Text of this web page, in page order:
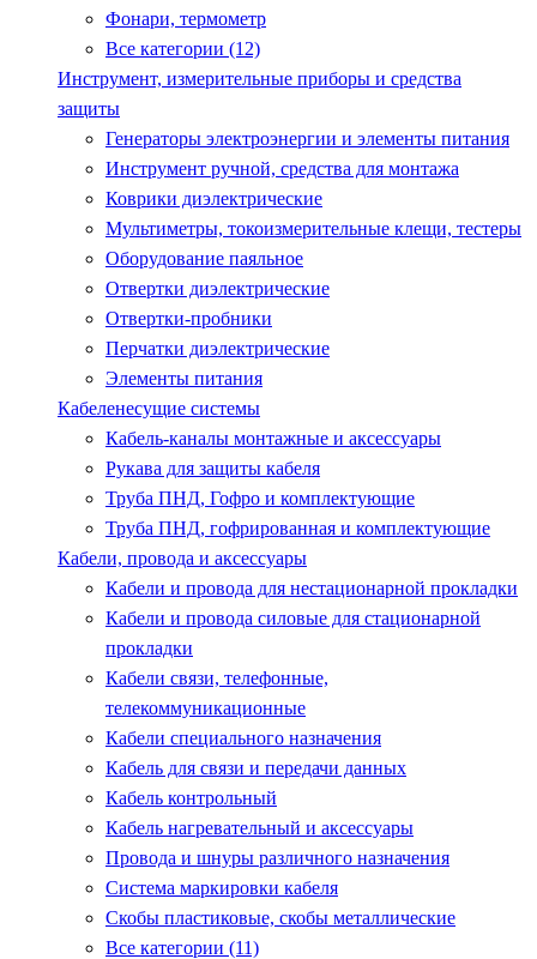
Фонари, термометр
Все категории (12)
Инструмент, измерительные приборы и средства
защиты
Генераторы электроэнергии и элементы питания
Инструмент ручной, средства для монтажа
Коврики диэлектрические
Мультиметры, токоизмерительные клещи, тестеры
Оборудование паяльное
Отвертки диэлектрические
Отвертки-пробники
Перчатки диэлектрические
Элементы питания
Кабеленесущие системы
Кабель-каналы монтажные и аксессуары
Рукава для защиты кабеля
Труба ПНД, Гофро и комплектующие
Труба ПНД, гофрированная и комплектующие
Кабели, провода и аксессуары
Кабели и провода для нестационарной прокладки
Кабели и провода силовые для стационарной
прокладки
Кабели связи, телефонные,
телекоммуникационные
Кабели специального назначения
Кабель для связи и передачи данных
Кабель контрольный
Кабель нагревательный и аксессуары
Провода и шнуры различного назначения
Система маркировки кабеля
Скобы пластиковые, скобы металлические
Все категории (11)